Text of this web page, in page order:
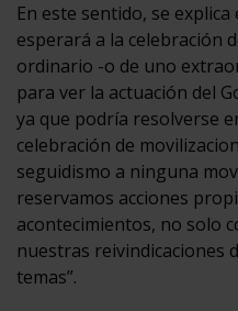
En este sentido, se explica
esperará a la celebración
ordinario -o de uno
para ver la actuación del
ya que podría resolverse
celebración de
seguidismo a ninguna
reservamos acciones
acontecimientos, no solo
nuestras reivindicaciones
temas”.